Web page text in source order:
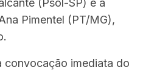
(Psol-SP) e a
Pimentel (PT/MG),
convocação imediata do